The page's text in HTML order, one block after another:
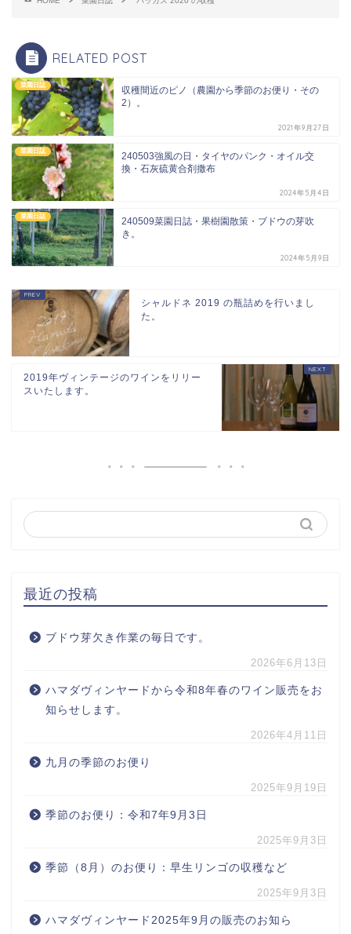
RELATED POST
菜園日誌
収穫間近のピノ（農園から季節のお便り・その
2）。
2021年9月27日
菜園日誌
240503強風の日・タイヤのパンク・オイル交
換・石灰硫黄合剤撒布
2024年5月4日
菜園日誌
240509菜園日誌・果樹園散策・ブドウの芽吹
き。
2024年5月9日
シャルドネ 2019 の瓶詰めを行いまし
た。
2019年ヴィンテージのワインをリリー
スいたします。
最近の投稿
ブドウ芽欠き作業の毎日です。
2026年6月13日
ハマダヴィンヤードから令和8年春のワイン販売をお
知らせします。
2026年4月11日
九月の季節のお便り
2025年9月19日
季節のお便り：令和7年9月3日
2025年9月3日
季節（8月）のお便り：早生リンゴの収穫など
2025年9月3日
ハマダヴィンヤード2025年9月の販売のお知ら